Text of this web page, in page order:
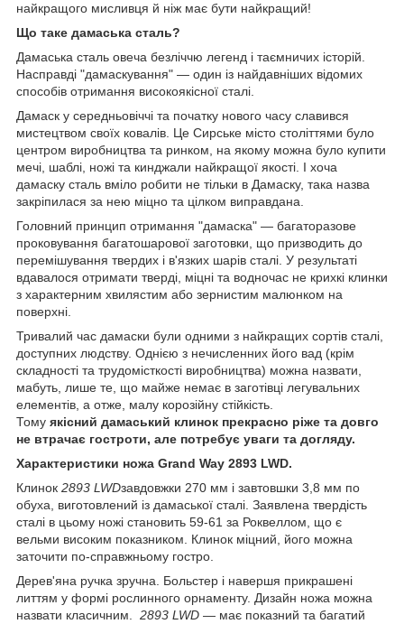
найкращого мисливця й ніж має бути найкращий!
Що таке дамаська сталь?
Дамаська сталь овеча безліччю легенд і таємничих історій.
Насправді "дамаскування" — один із найдавніших відомих
способів отримання високоякісної сталі.
Дамаск у середньовіччі та початку нового часу славився
мистецтвом своїх ковалів. Це Сирське місто століттями було
центром виробництва та ринком, на якому можна було купити
мечі, шаблі, ножі та кинджали найкращої якості. І хоча
дамаску сталь вміло робити не тільки в Дамаску, така назва
закріпилася за нею міцно та цілком виправдана.
Головний принцип отримання "дамаска" — багаторазове
проковування багатошарової заготовки, що призводить до
перемішування твердих і в'язких шарів сталі. У результаті
вдавалося отримати тверді, міцні та водночас не крихкі клинки
з характерним хвилястим або зернистим малюнком на
поверхні.
Тривалий час дамаски були одними з найкращих сортів сталі,
доступних людству. Однією з нечисленних його вад (крім
складності та трудомісткості виробництва) можна назвати,
мабуть, лише те, що майже немає в заготівці легувальних
елементів, а отже, малу корозійну стійкість.
Тому якісний дамаський клинок прекрасно ріже та довго
не втрачає гостроти, але потребує уваги та догляду.
Характеристики ножа Grand Way 2893 LWD.
Клинок 2893 LWDзавдовжки 270 мм і завтовшки 3,8 мм по
обуха, виготовлений із дамаської сталі. Заявлена твердість
сталі в цьому ножі становить 59-61 за Роквеллом, що є
вельми високим показником. Клинок міцний, його можна
заточити по-справжньому гостро.
Дерев'яна ручка зручна. Больстер і навершя прикрашені
литтям у формі рослинного орнаменту. Дизайн ножа можна
назвати класичним. 2893 LWD — має показний та багатий